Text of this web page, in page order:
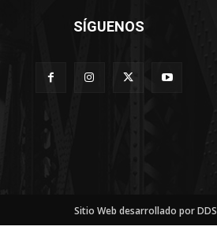
SÍGUENOS
Sitio Web desarrollado por DDS